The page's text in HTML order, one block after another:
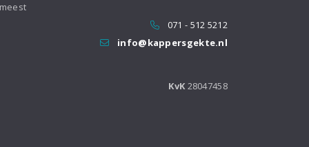
071 - 512 5212
info@kappersgekte.nl
KvK 28047458